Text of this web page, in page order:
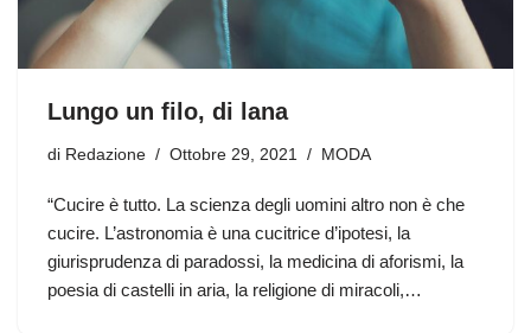
Lungo un filo, di lana
di Redazione Ottobre 29, 2021 MODA
“Cucire è tutto. La scienza degli uomini altro non è che
cucire. L’astronomia è una cucitrice d’ipotesi, la
giurisprudenza di paradossi, la medicina di aforismi, la
poesia di castelli in aria, la religione di miracoli,…